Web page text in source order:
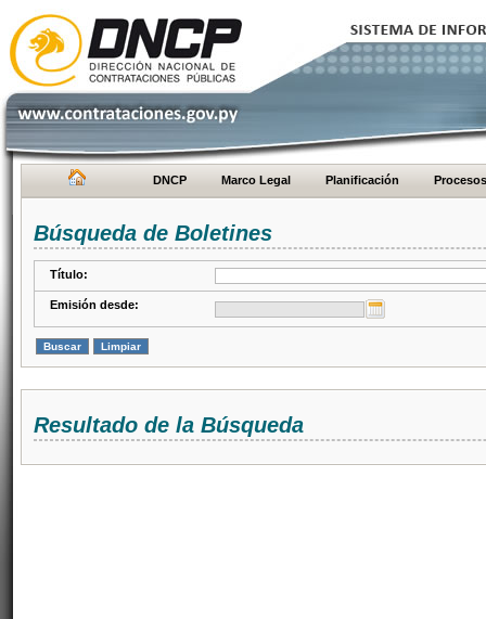
DNCP Marco Legal Planificación Procesos
Búsqueda de Boletines
Título:
Emisión desde:
Resultado de la Búsqueda